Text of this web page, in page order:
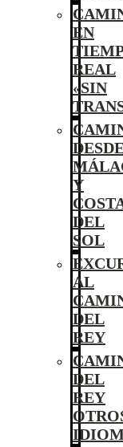
EN
REAL
«SIN
Y
DEL
SOL
AL
DEL
REY
DEL
REY